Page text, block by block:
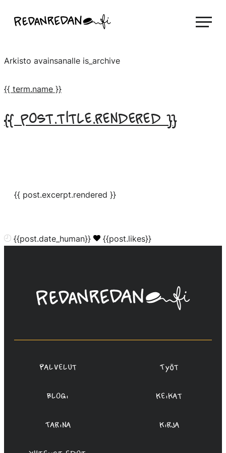
suoraan
Linda Saukko-Rauta, Redanredan Oy
piirrosvideoita
Arkisto avainsanalle is_archive
{{ term.name }}
{{ post.title.rendered }}
{{ post.excerpt.rendered }}
{{post.date_human}} {{post.likes}}
Linda
Saukko-
Oy
Palvelut Työt
Blogi Keikat
Tarina Kirja